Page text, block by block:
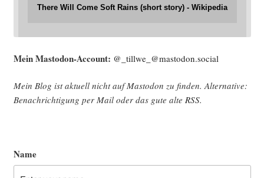
There Will Come Soft Rains (short story) - Wikipedia
Mein Mast­o­don-Account: @_tillwe_@mastodon.social
Mein Blog ist aktu­ell nicht auf Mast­o­don zu fin­den. Alter­na­ti­ve:
Benach­rich­ti­gung per Mail oder das gute alte RSS.
Name